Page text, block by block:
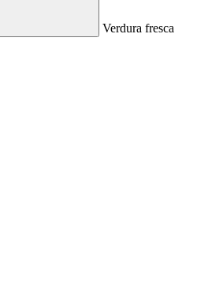
Verdura fresca